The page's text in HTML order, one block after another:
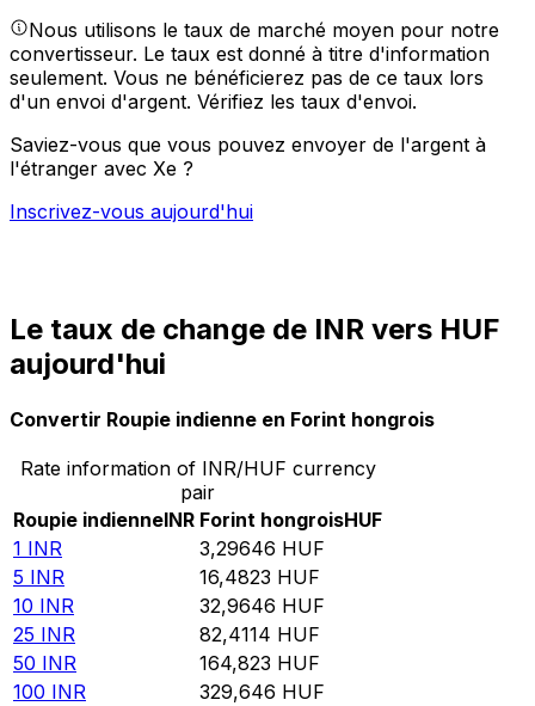
Nous utilisons le taux de marché moyen pour notre
convertisseur. Le taux est donné à titre d'information
seulement. Vous ne bénéficierez pas de ce taux lors
d'un envoi d'argent. Vérifiez les taux d'envoi.
Saviez-vous que vous pouvez envoyer de l'argent à
l'étranger avec Xe ?
Inscrivez-vous aujourd'hui
Le taux de change de INR vers HUF
aujourd'hui
Convertir Roupie indienne en Forint hongrois
Rate information of INR/HUF currency
pair
Roupie indienneINR Forint hongroisHUF
1 INR 3,29646 HUF
5 INR 16,4823 HUF
10 INR 32,9646 HUF
25 INR 82,4114 HUF
50 INR 164,823 HUF
100 INR 329,646 HUF